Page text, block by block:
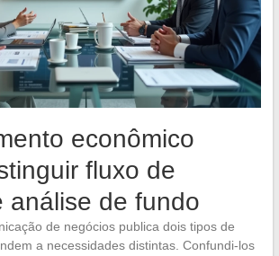
econômico
fluxo de
análise de fundo
de negócios publica dois tipos de
a necessidades distintas. Confundi-los